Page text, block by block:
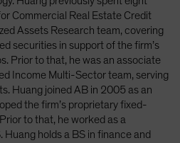
국
Commercial Real Estate Credit
Assets Research team, covering
securities in support of the firm’s
Prior to that, he was an associate
Income Multi-Sector team, serving
Huang joined AB in 2005 as an
the firm’s proprietary fixed-
to that, he worked as a
holds a BS in finance and